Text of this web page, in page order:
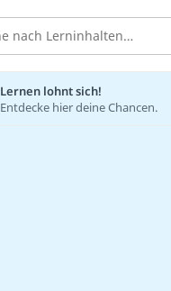
Lernen lohnt sich!
Entdecke hier deine Chancen.